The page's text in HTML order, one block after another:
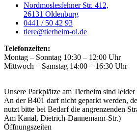
Nordmoslesfehner Str. 412,
26131 Oldenburg
0441 / 50 42 93
tiere@tierheim-ol.de
Telefonzeiten:
Montag – Sonntag 10:30 – 12:00 Uhr
Mittwoch – Samstag 14:00 – 16:30 Uhr
Unsere Parkplätze am Tierheim sind leider
An der B401 darf nicht geparkt werden,
nutzt bitte bei Bedarf die angrenzenden
Am Kanal, Dietrich-Dannemann-Str.)
Öffnungszeiten